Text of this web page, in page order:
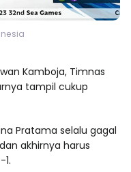
Kamboja, Timnas
tampil cukup
Pratama selalu gagal
akhirnya harus